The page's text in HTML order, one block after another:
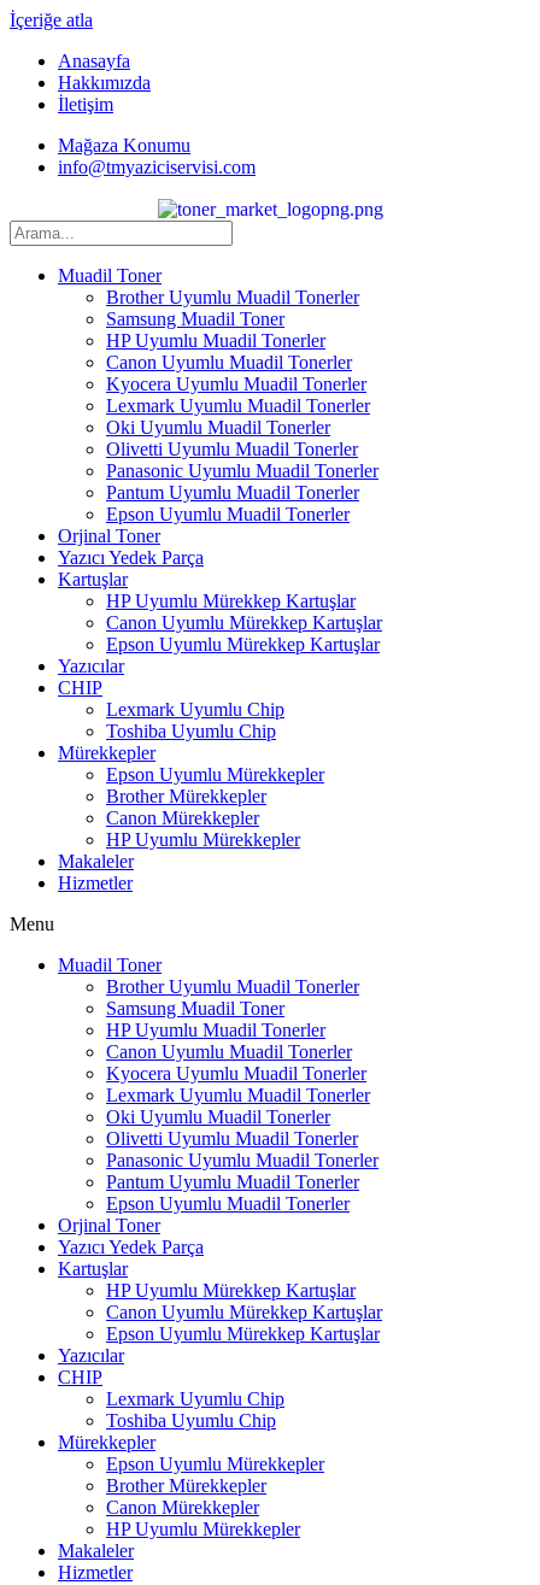
İçeriğe atla
Anasayfa
Hakkımızda
İletişim
Mağaza Konumu
info@tmyaziciservisi.com
Muadil Toner
Brother Uyumlu Muadil Tonerler
Samsung Muadil Toner
HP Uyumlu Muadil Tonerler
Canon Uyumlu Muadil Tonerler
Kyocera Uyumlu Muadil Tonerler
Lexmark Uyumlu Muadil Tonerler
Oki Uyumlu Muadil Tonerler
Olivetti Uyumlu Muadil Tonerler
Panasonic Uyumlu Muadil Tonerler
Pantum Uyumlu Muadil Tonerler
Epson Uyumlu Muadil Tonerler
Orjinal Toner
Yazıcı Yedek Parça
Kartuşlar
HP Uyumlu Mürekkep Kartuşlar
Canon Uyumlu Mürekkep Kartuşlar
Epson Uyumlu Mürekkep Kartuşlar
Yazıcılar
CHIP
Lexmark Uyumlu Chip
Toshiba Uyumlu Chip
Mürekkepler
Epson Uyumlu Mürekkepler
Brother Mürekkepler
Canon Mürekkepler
HP Uyumlu Mürekkepler
Makaleler
Hizmetler
Menu
Muadil Toner
Brother Uyumlu Muadil Tonerler
Samsung Muadil Toner
HP Uyumlu Muadil Tonerler
Canon Uyumlu Muadil Tonerler
Kyocera Uyumlu Muadil Tonerler
Lexmark Uyumlu Muadil Tonerler
Oki Uyumlu Muadil Tonerler
Olivetti Uyumlu Muadil Tonerler
Panasonic Uyumlu Muadil Tonerler
Pantum Uyumlu Muadil Tonerler
Epson Uyumlu Muadil Tonerler
Orjinal Toner
Yazıcı Yedek Parça
Kartuşlar
HP Uyumlu Mürekkep Kartuşlar
Canon Uyumlu Mürekkep Kartuşlar
Epson Uyumlu Mürekkep Kartuşlar
Yazıcılar
CHIP
Lexmark Uyumlu Chip
Toshiba Uyumlu Chip
Mürekkepler
Epson Uyumlu Mürekkepler
Brother Mürekkepler
Canon Mürekkepler
HP Uyumlu Mürekkepler
Makaleler
Hizmetler